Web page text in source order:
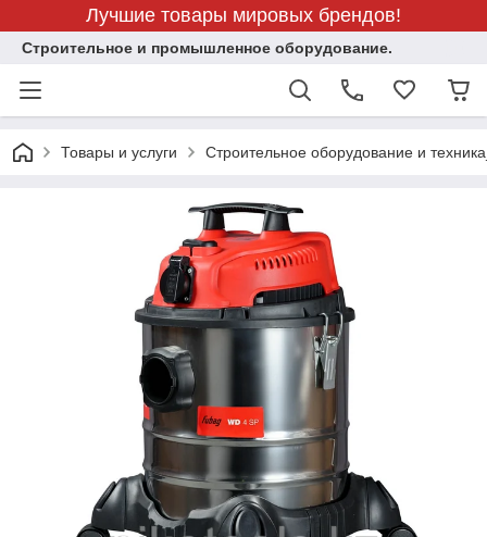
Лучшие товары мировых брендов!
Строительное и промышленное оборудование.
Товары и услуги Строительное оборудование и